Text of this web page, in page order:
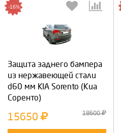
Защита заднего бампера
из нержавеющей стали
d60 мм KIA Sorento (Киа
Соренто)
-16%
15650 18600